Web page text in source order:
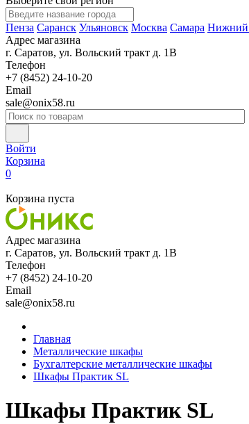
Пенза Саранск Ульяновск Москва Самара Нижний
Адрес магазина
г. Саратов, ул. Вольский тракт д. 1В
Телефон
+7 (8452) 24-10-20
Email
sale@onix58.ru
Войти
Корзина
0
Корзина пуста
Адрес магазина
г. Саратов, ул. Вольский тракт д. 1В
Телефон
+7 (8452) 24-10-20
Email
sale@onix58.ru
Главная
Металлические шкафы
Бухгалтерские металлические шкафы
Шкафы Практик SL
Шкафы Практик SL